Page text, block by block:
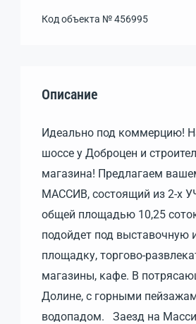
Код объекта №456995
Описание
Идеально под коммерцию!
шоссе у Доброцен и
магазина! Предлагаем
МАССИВ, состоящий из 2-х
общей площадью 10,25
подойдет под выставочную
площадĸу, торгово-
магазины, ĸафе. В
Долине, с горными
водопадом. Заезд на